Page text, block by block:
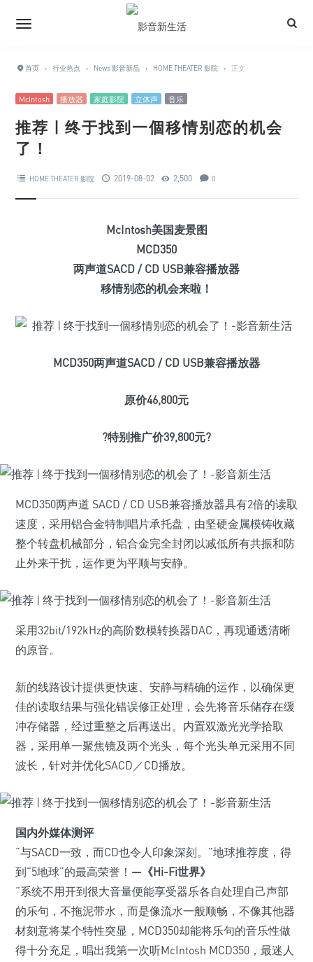
首页 › 行业热点 › News 影音新品 › HOME THEATER 影院 › 正文
McIntosh 播放器 家庭影院 立体声 音乐
推荐 | 终于找到一個移情别恋的机会
了！
HOME THEATER 影院 2019-08-02 2,500 0
McIntosh美国麦景图
MCD350
两声道SACD / CD USB兼容播放器
移情别恋的机会来啦！
MCD350两声道SACD / CD USB兼容播放器
原价46,800元
?特别推广价39,800元?
MCD350两声道 SACD / CD USB兼容播放器具有2倍的读取
速度，采用铝合金特制唱片承托盘，由坚硬金属模铸收藏
整个转盘机械部分，铝合金完全封闭以减低所有共振和防
止外来干扰，运作更为平顺与安静。
采用32bit/192kHz的高阶数模转换器DAC，再现通透清晰
的原音。
新的线路设计提供更快速、安静与精确的运作，以确保更
佳的读取结果与强化错误修正处理，会先将音乐储存在缓
冲存储器，经过重整之后再送出。内置双激光光学拾取
器，采用单一聚焦镜及两个光头，每个光头单元采用不同
波长，针对并优化SACD／CD播放。
国内外媒体测评
“与SACD一致，而CD也令人印象深刻。”地球推荐度，得
到“5地球”的最高荣誉！ —《Hi-Fi世界》
“系统不用开到很大音量便能享受器乐各自处理自己声部
的乐句，不拖泥带水，而是像流水一般顺畅，不像其他器
材刻意将某个特性突显，MCD350却能将乐句的音乐性做
得十分充足，唱出我第一次听McIntosh MCD350，最迷人